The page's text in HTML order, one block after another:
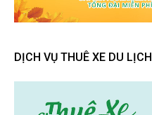
DỊCH VỤ THUÊ XE DU LỊCH